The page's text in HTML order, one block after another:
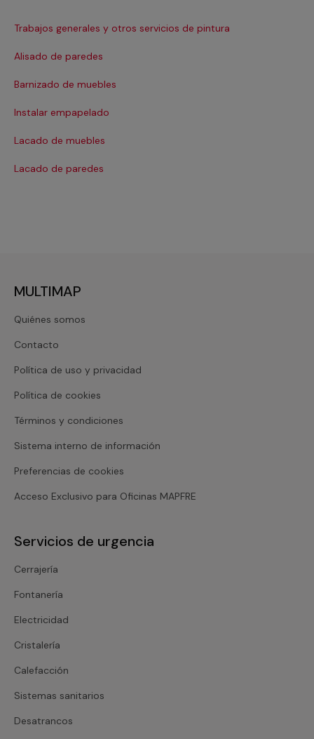
Trabajos generales y otros servicios de pintura
Alisado de paredes
Barnizado de muebles
Instalar empapelado
Lacado de muebles
Lacado de paredes
MULTIMAP
Quiénes somos
Contacto
Política de uso y privacidad
Política de cookies
Términos y condiciones
Sistema interno de información
Preferencias de cookies
Acceso Exclusivo para Oficinas MAPFRE
Servicios de urgencia
Cerrajería
Fontanería
Electricidad
Cristalería
Calefacción
Sistemas sanitarios
Desatrancos